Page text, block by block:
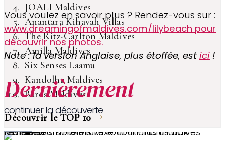
JOALI Maldives
Anantara Kihavah Villas
The Ritz-Carlton Maldives
Amilla Maldives
Six Senses Laamu
Kandolhu Maldives
Baros Maldives
Découvrir le TOP 10
Vous voulez en savoir plus ? Rendez-vous sur :
www.dreamingofmaldives.com/lilybeach pour
découvrir nos photos.
Note : la version Anglaise, plus étoffée, est ici !
Dernièrement
continuer la découverte
Les Meilleurs Hôtels Luxe Tout-Inclus aux Maldives